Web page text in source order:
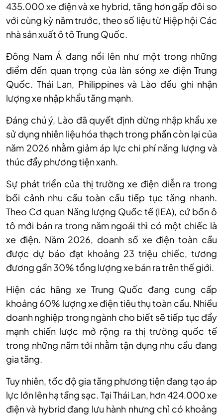
435.000 xe điện và xe hybrid, tăng hơn gấp đôi so
với cùng kỳ năm trước, theo số liệu từ Hiệp hội Các
nhà sản xuất ô tô Trung Quốc.
Đông Nam Á đang nổi lên như một trong những
điểm đến quan trọng của làn sóng xe điện Trung
Quốc. Thái Lan, Philippines và Lào đều ghi nhận
lượng xe nhập khẩu tăng mạnh.
Đáng chú ý, Lào đã quyết định dừng nhập khẩu xe
sử dụng nhiên liệu hóa thạch trong phần còn lại của
năm 2026 nhằm giảm áp lực chi phí năng lượng và
thúc đẩy phương tiện xanh.
Sự phát triển của thị trường xe điện diễn ra trong
bối cảnh nhu cầu toàn cầu tiếp tục tăng nhanh.
Theo Cơ quan Năng lượng Quốc tế (IEA), cứ bốn ô
tô mới bán ra trong năm ngoái thì có một chiếc là
xe điện. Năm 2026, doanh số xe điện toàn cầu
được dự báo đạt khoảng 23 triệu chiếc, tương
đương gần 30% tổng lượng xe bán ra trên thế giới.
Hiện các hãng xe Trung Quốc đang cung cấp
khoảng 60% lượng xe điện tiêu thụ toàn cầu. Nhiều
doanh nghiệp trong ngành cho biết sẽ tiếp tục đẩy
mạnh chiến lược mở rộng ra thị trường quốc tế
trong những năm tới nhằm tận dụng nhu cầu đang
gia tăng.
Tuy nhiên, tốc độ gia tăng phương tiện đang tạo áp
lực lớn lên hạ tầng sạc. Tại Thái Lan, hơn 424.000 xe
điện và hybrid đang lưu hành nhưng chỉ có khoảng